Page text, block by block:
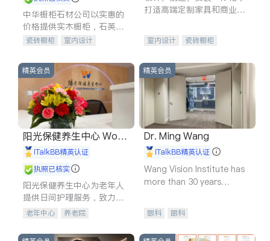
中华橱柜石材公司以实惠的
价格提供实木橱柜，石英石
台面，多种优质不锈钢水
质厨房，家的选择。
瓷砖橱柜
室内设计
室内装修
打造高端定制家具和商业空
室内设计
瓷砖橱柜
售前软装staging
室内装修
精英会员
阳光保健养生中心 World
shine
iTalkBB精英认证
执照已核实
阳光保健养生中心为老年人
提供日间护理服务，致力于
通过持续的护理创新来有效
老年中心 养老院
精英会员
Dr. Ming Wang
iTalkBB精英认证
Wang Vision Institute has
more than 30 years
眼科 眼科